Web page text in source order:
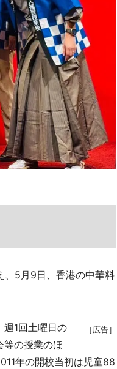
、5月9日、香港の中華料
［広告］
1回土曜日の
等の授業のほ
年の開校当初は児童88